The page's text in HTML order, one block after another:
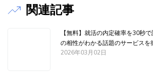
関連記事
【無料】就活の内定確率を30秒
の相性がわかる話題のサービスを
2026年03月02日